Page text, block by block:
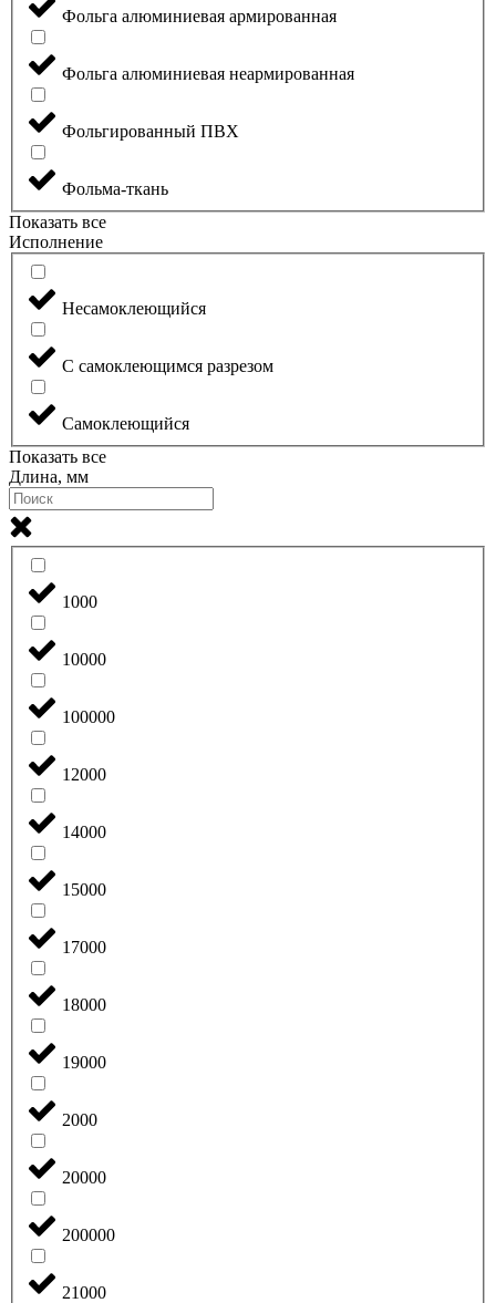
Фольга алюминиевая армированная
Фольга алюминиевая неармированная
Фольгированный ПВХ
Фольма-ткань
Показать все
Исполнение
Несамоклеющийся
С самоклеющимся разрезом
Самоклеющийся
Показать все
Длина, мм
1000
10000
100000
12000
14000
15000
17000
18000
19000
2000
20000
200000
21000